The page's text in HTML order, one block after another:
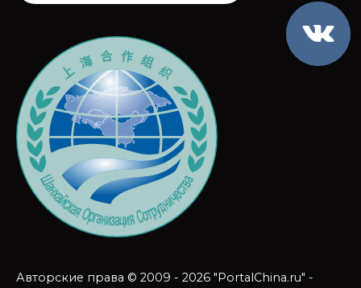
Авторские права © 2009 - 2026 "PortalChina.ru" -